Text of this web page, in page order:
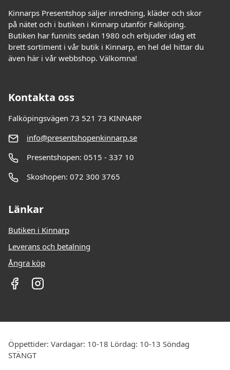
Kinnarps Presentshop säljer inredning, kläder och skor
på nätet och i butiken i Kinnarp utanför Falköping.
Butiken har funnits sedan 1980 och erbjuder idag ett
brett sortiment i vår butik i Kinnarp, en hel del hittar du
även här i vår webbshop. Välkomna!
Kontakta oss
Falköpingsvägen 73 521 73 KINNARP
info@presentshopenkinnarp.se
Presentshopen: 0515 - 337 10
Skoshopen: 072 300 3765
Länkar
Butiken i Kinnarp
Leverans och betalning
Ångra köp
Öppettider: Vardagar: 10-18 Lördag: 10-13 Söndag
STÄNGT